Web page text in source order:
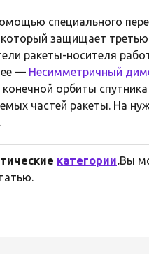
специального
защищает
ракеты-носителя
— Несимметричный
орбиты
частей ракеты. На
категории.Вы